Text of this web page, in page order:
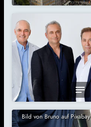
Bild von Bruno auf Pixabay